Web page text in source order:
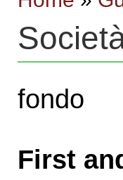
fondo
First